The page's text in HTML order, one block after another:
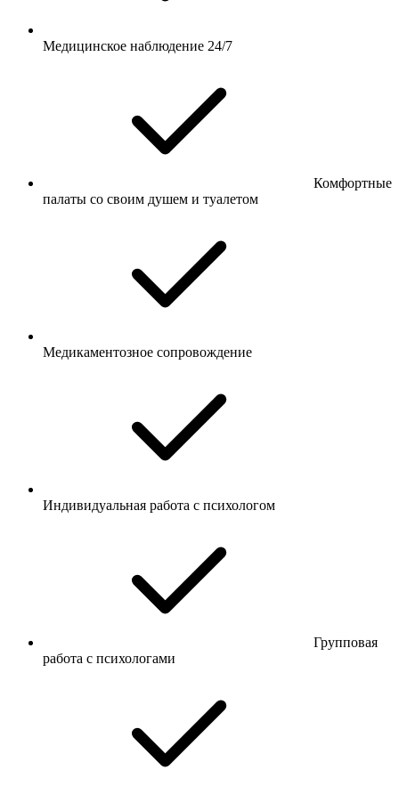
Медицинское наблюдение 24/7
Комфортные
палаты со своим душем и туалетом
Медикаментозное сопровождение
Индивидуальная работа с психологом
Групповая
работа с психологами